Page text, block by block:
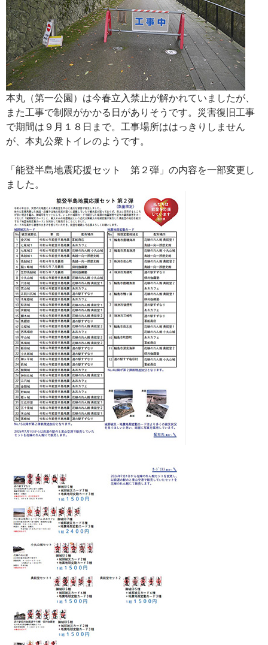
本丸（第一公園）は今春立入禁止が解かれていましたが、
また工事で制限がかかる日がありそうです。災害復旧工事
で期間は９月１８日まで。工事場所ははっきりしません
が、本丸公衆トイレのようです。
「能登半島地震応援セット 第２弾」の内容を一部変更し
ました。